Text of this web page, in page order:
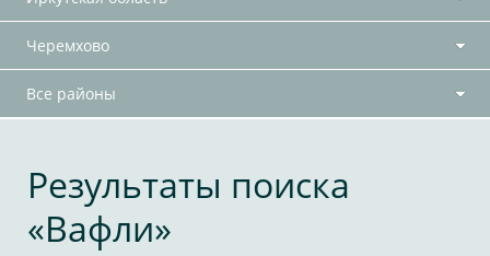
Черемхово
Все районы
Результаты поиска
«Вафли»